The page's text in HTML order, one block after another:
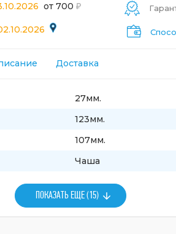
от 700
Доставка
27мм.
123мм.
107мм.
Чаша
ПОКАЗАТЬ ЕЩЕ (15)